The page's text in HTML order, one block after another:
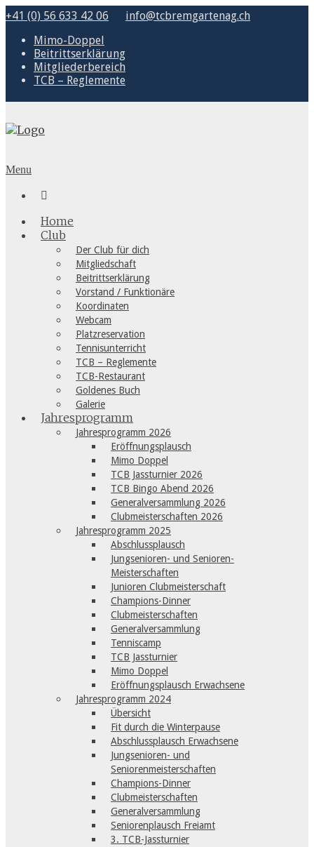
+41 (0) 56 633 42 06
info@tcbremgartenag.ch
Mimo-Doppel
Beitrittserklärung
Mitgliederbereich
TCB – Reglemente
Menu

Home
Club
Der Club für dich
Mitgliedschaft
Beitrittserklärung
Vorstand / Funktionäre
Koordinaten
Webcam
Platzreservation
Tennisunterricht
TCB – Reglemente
TCB-Restaurant
Goldenes Buch
Galerie
Jahresprogramm
Jahresprogramm 2026
Eröffnungsplausch
Mimo Doppel
TCB Jassturnier 2026
TCB Bingo Abend 2026
Generalversammlung 2026
Clubmeisterschaften 2026
Jahresprogramm 2025
Abschlussplausch
Jungsenioren- und Senioren-
Meisterschaften
Junioren Clubmeisterschaft
Champions-Dinner
Clubmeisterschaften
Generalversammlung
Tenniscamp
TCB Jassturnier
Mimo Doppel
Eröffnungsplausch Erwachsene
Jahresprogramm 2024
Übersicht
Fit durch die Winterpause
Abschlussplausch Erwachsene
Jungsenioren- und
Seniorenmeisterschaften
Champions-Dinner
Clubmeisterschaften
Generalversammlung
Seniorenplausch Freiamt
3. TCB-Jassturnier